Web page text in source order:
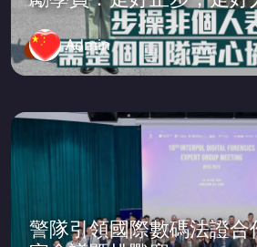
Admin
警隊引領國際數碼法證合